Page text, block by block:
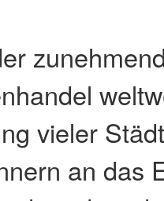
vieler
an das